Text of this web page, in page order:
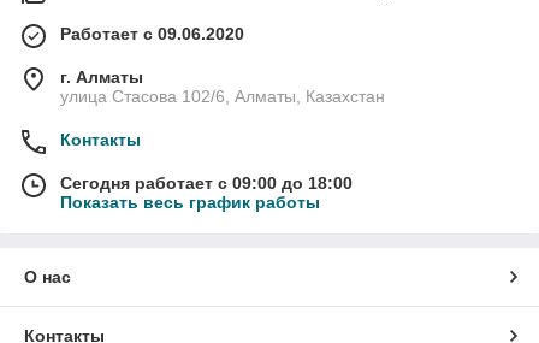
Работает с 09.06.2020
г. Алматы
улица Стасова 102/6, Алматы, Казахстан
Контакты
Сегодня работает с 09:00 до 18:00
Показать весь график работы
О нас
Контакты